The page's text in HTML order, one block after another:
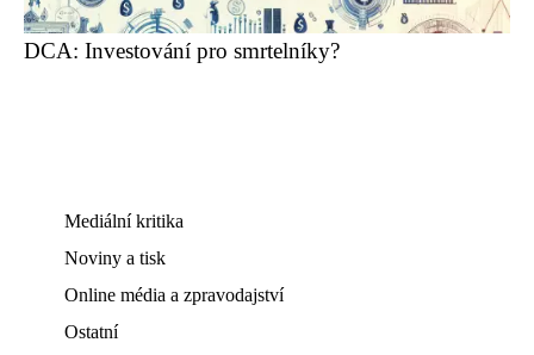
DCA: Investování pro smrtelníky?
Mediální kritika
Noviny a tisk
Online média a zpravodajství
Ostatní